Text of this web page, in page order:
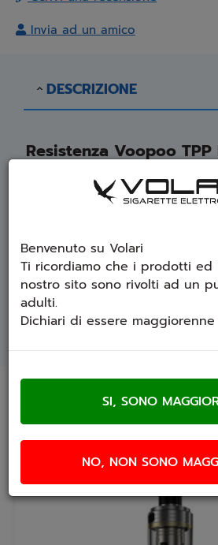
Invia ad un amico
DESCRIZIONE
Resistenza Voopoo TPP
Coil TPP-DM3: 0,15ohm
95w)
Resistenze prodotte da
da 3.
Benvenuto su Volari
Ti ricordiamo che i prodotti
nostro sito sono rivolti ad un
adulti.
Dichiari di essere maggiorenne
NO, NON SONO